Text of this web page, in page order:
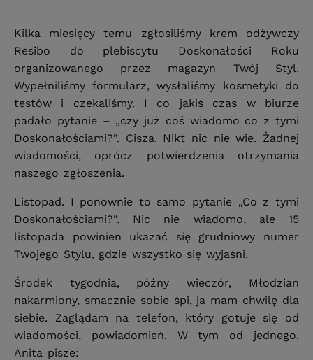
Kilka miesięcy temu zgłosiliśmy krem odżywczy
Resibo do plebiscytu Doskonałości Roku
organizowanego przez magazyn Twój Styl.
Wypełniliśmy formularz, wysłaliśmy kosmetyki do
testów i czekaliśmy. I co jakiś czas w biurze
padało pytanie – „czy już coś wiadomo co z tymi
Doskonałościami?”. Cisza. Nikt nic nie wie. Żadnej
wiadomości, oprócz potwierdzenia otrzymania
naszego zgłoszenia.
Listopad. I ponownie to samo pytanie „Co z tymi
Doskonałościami?”. Nic nie wiadomo, ale 15
listopada powinien ukazać się grudniowy numer
Twojego Stylu, gdzie wszystko się wyjaśni.
Środek tygodnia, późny wieczór, Młodzian
nakarmiony, smacznie sobie śpi, ja mam chwilę dla
siebie. Zaglądam na telefon, który gotuje się od
wiadomości, powiadomień. W tym od jednego.
Anita pisze: